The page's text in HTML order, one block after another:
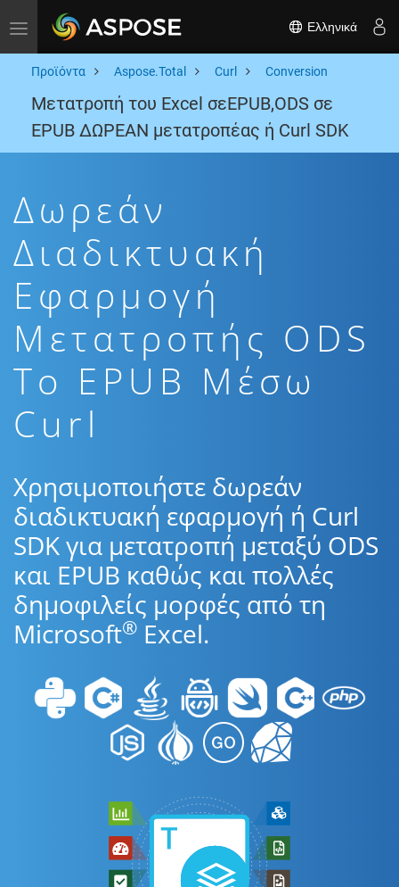
Toggle navigation Ελληνικά
Προϊόντα Aspose.Total Curl Conversion
Μετατροπή του Excel σεEPUB,ODS σε
EPUB ΔΩΡΕΑΝ μετατροπέας ή Curl SDK
Δωρεάν
Διαδικτυακή
Εφαρμογή
Μετατροπής ODS
To EPUB Μέσω
Curl
Χρησιμοποιήστε δωρεάν
διαδικτυακή εφαρμογή ή Curl
SDK για μετατροπή μεταξύ ODS
και EPUB καθώς και πολλές
δημοφιλείς μορφές από τη
Microsoft® Excel.